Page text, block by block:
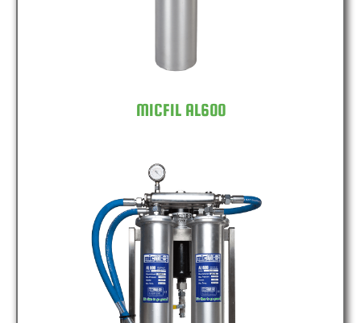
MICFIL AL600
MICFIL AL600 DOUBLE